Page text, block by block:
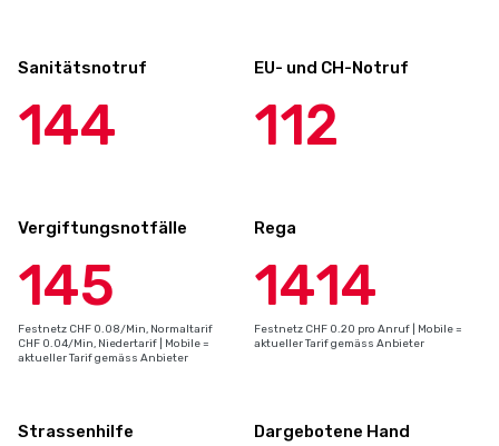
Sanitätsnotruf
144
EU- und CH-Notruf
112
Vergiftungsnotfälle
145
Festnetz CHF 0.08/Min, Normaltarif
CHF 0.04/Min, Niedertarif | Mobile =
aktueller Tarif gemäss Anbieter
Rega
1414
Festnetz CHF 0.20 pro Anruf | Mobile =
aktueller Tarif gemäss Anbieter
Strassenhilfe Dargebotene Hand